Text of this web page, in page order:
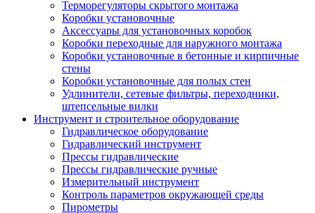
Терморегуляторы скрытого монтажа
Коробки установочные
Аксессуары для установочных коробок
Коробки переходные для наружного монтажа
Коробки установочные в бетонные и кирпичные
стены
Коробки установочные для полых стен
Удлинители, сетевые фильтры, переходники,
штепсельные вилки
Инструмент и строительное оборудование
Гидравлическое оборудование
Гидравлический инструмент
Прессы гидравлические
Прессы гидравлические ручные
Измерительный инструмент
Контроль параметров окружающей среды
Пирометры